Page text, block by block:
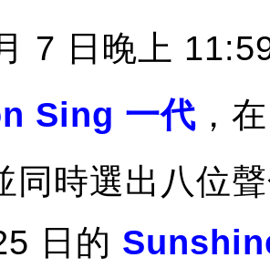
7 日晚上
Sing 一代 ，
同時選出八位
日的